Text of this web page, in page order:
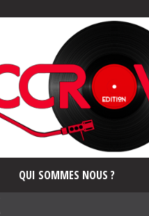
QUI SOMMES NOUS ?